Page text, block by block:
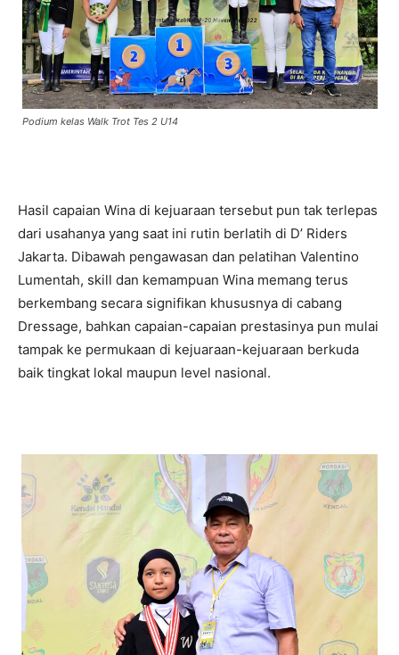
Podium kelas Walk Trot Tes 2 U14
Hasil capaian Wina di kejuaraan tersebut pun tak terlepas
dari usahanya yang saat ini rutin berlatih di D’ Riders
Jakarta. Dibawah pengawasan dan pelatihan Valentino
Lumentah, skill dan kemampuan Wina memang terus
berkembang secara signifikan khususnya di cabang
Dressage, bahkan capaian-capaian prestasinya pun mulai
tampak ke permukaan di kejuaraan-kejuaraan berkuda
baik tingkat lokal maupun level nasional.